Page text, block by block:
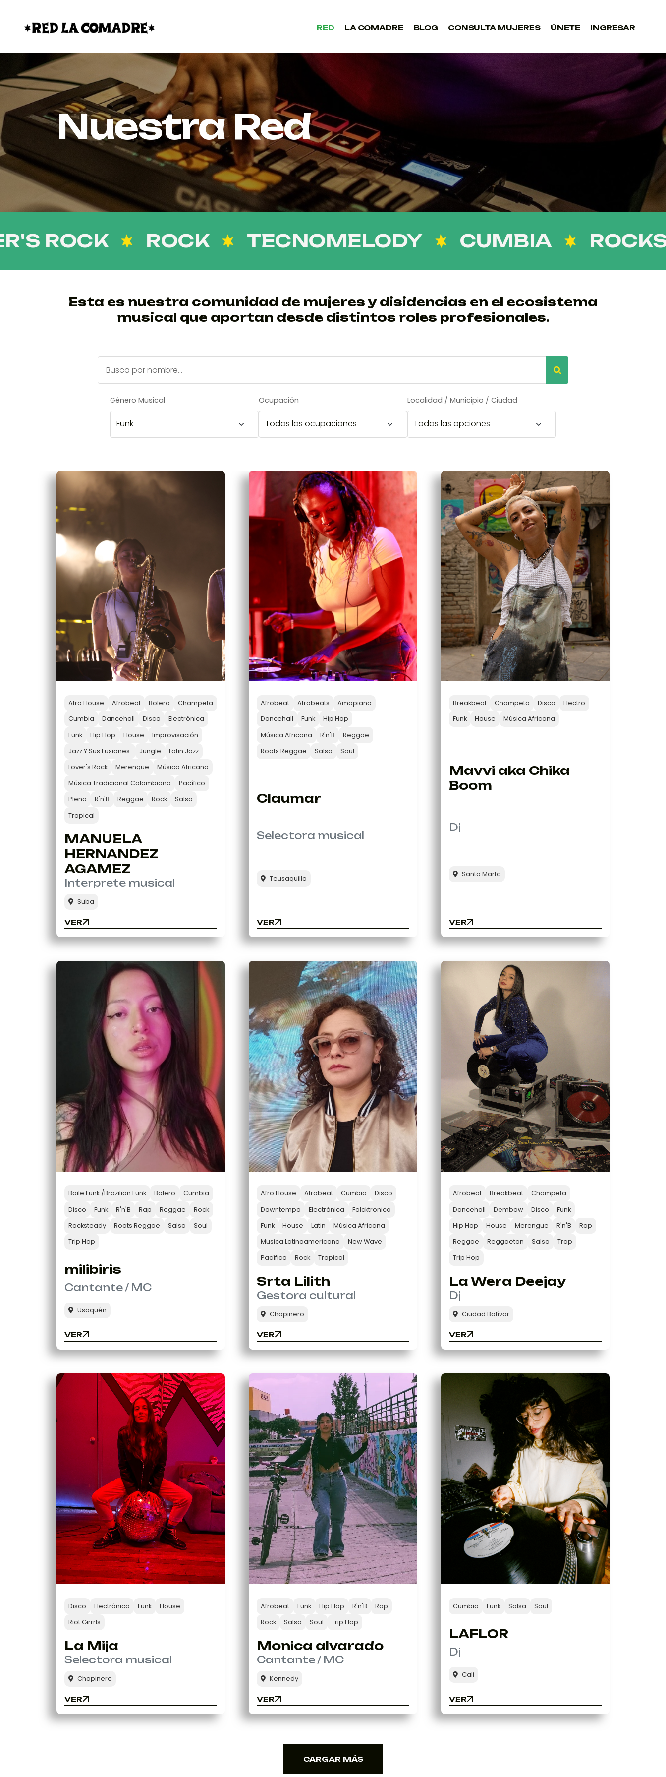
RED
LA COMADRE
BLOG
CONSULTA MUJERES
ÚNETE
INGRESAR
Nuestra Red
ROCK TECNOMELODY CUMBIA
Esta es nuestra comunidad de mujeres y disidencias en el ecosistema
musical que aportan desde distintos roles profesionales.
Género Musical Ocupación Localidad / Municipio / Ciudad
Afro House Afrobeat Bolero
Champeta
Cumbia
Dancehall Disco
Electrónica
Funk
Hip Hop House
Improvisación
Jazz Y Sus Fusiones.
Jungle
Latin Jazz
Lover's Rock
Merengue
Música Africana
Música Tradicional Colombiana
Pacífico
Plena
R'n'B Reggae Rock
Salsa
Tropical
MANUELA
HERNANDEZ
AGAMEZ
Interprete musical
Suba
VER
VER
Afrobeat Afrobeats
Amapiano
Dancehall
Funk
Hip Hop
Música Africana
R'n'B
Reggae
Roots Reggae
Salsa Soul
Claumar
Selectora musical
Teusaquillo
VER
VER
Breakbeat Champeta Disco
Electro
Funk
House Música Africana
Mavvi aka Chika
Boom
Dj
Santa Marta
VER
VER
Baile Funk /Brazilian Funk Bolero
Cumbia
Disco
Funk R'n'B Rap Reggae
Rock
Rocksteady
Roots Reggae Salsa
Soul
Trip Hop
milibiris
Cantante / MC
Usaquén
VER
VER
Afro House Afrobeat Cumbia
Disco
Downtempo
Electrónica
Folcktronica
Funk
House Latin
Música Africana
Musica Latinoamericana
New Wave
Pacífico
Rock Tropical
Srta Lilith
Gestora cultural
Chapinero
VER
VER
Afrobeat Breakbeat
Champeta
Dancehall
Dembow Disco
Funk
Hip Hop
House Merengue R'n'B
Rap
Reggae
Reggaeton Salsa
Trap
Trip Hop
La Wera Deejay
Dj
Ciudad Bolívar
VER
VER
Disco Electrónica Funk
House
Riot Girrrls
La Mija
Selectora musical
Chapinero
VER
VER
Afrobeat Funk Hip Hop R'n'B
Rap
Rock
Salsa Soul Trip Hop
Monica alvarado
Cantante / MC
Kennedy
VER
VER
Cumbia Funk Salsa Soul
LAFLOR
Dj
Cali
VER
VER
CARGAR MÁS